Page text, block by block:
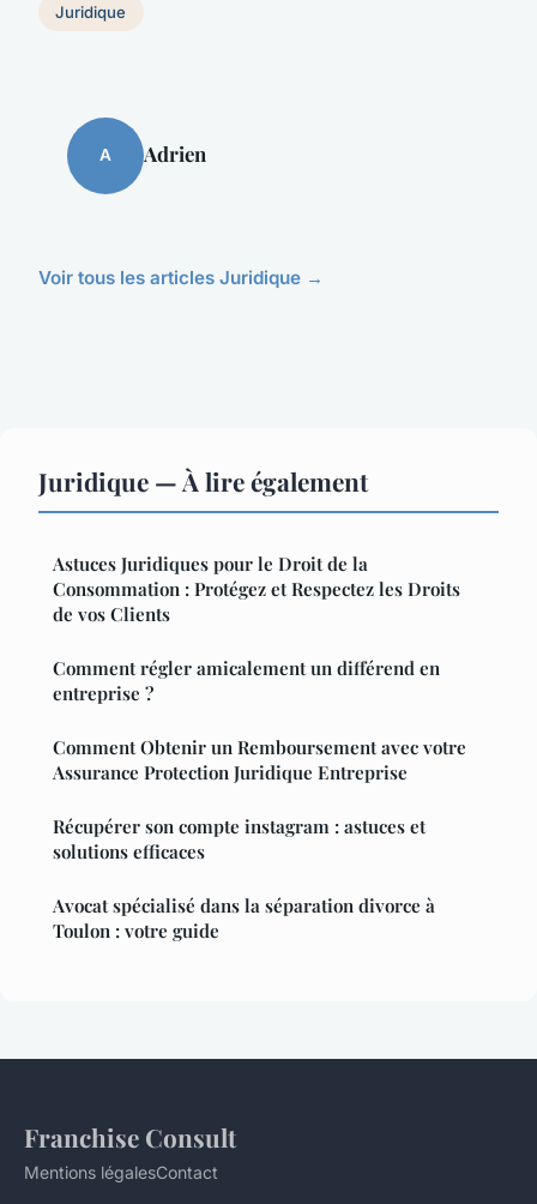
Juridique
A Adrien
Voir tous les articles Juridique →
Juridique — À lire également
Astuces Juridiques pour le Droit de la
Consommation : Protégez et Respectez les Droits
de vos Clients
Comment régler amicalement un différend en
entreprise ?
Comment Obtenir un Remboursement avec votre
Assurance Protection Juridique Entreprise
Récupérer son compte instagram : astuces et
solutions efficaces
Avocat spécialisé dans la séparation divorce à
Toulon : votre guide
Franchise Consult
Mentions légalesContact